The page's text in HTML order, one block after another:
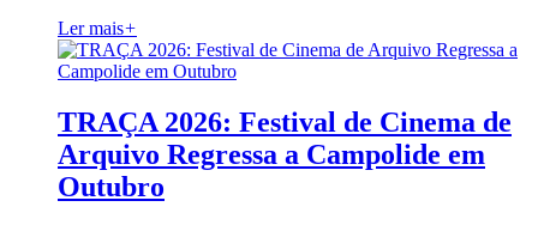
Ler mais+
TRAÇA 2026: Festival de Cinema de
Arquivo Regressa a Campolide em
Outubro